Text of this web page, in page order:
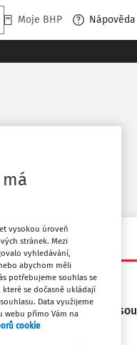
Moje BHP Nápověda
Co
které jsou určeny pro
vysokou úroveň
stránek. Mezi
vyhledávání,
abychom měli
potřebujeme souhlas se
se dočasně ukládají
Data využijeme
webu přímo Vám na
cookie